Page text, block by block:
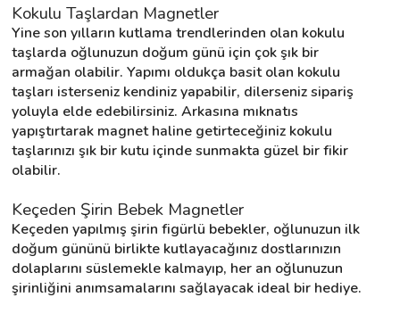
Kokulu Taşlardan Magnetler
Yine son yılların kutlama trendlerinden olan kokulu
taşlarda oğlunuzun doğum günü için çok şık bir
armağan olabilir. Yapımı oldukça basit olan kokulu
taşları isterseniz kendiniz yapabilir, dilerseniz sipariş
yoluyla elde edebilirsiniz. Arkasına mıknatıs
yapıştırtarak magnet haline getirteceğiniz kokulu
taşlarınızı şık bir kutu içinde sunmakta güzel bir fikir
olabilir.
Keçeden Şirin Bebek Magnetler
Keçeden yapılmış şirin figürlü bebekler, oğlunuzun ilk
doğum gününü birlikte kutlayacağınız dostlarınızın
dolaplarını süslemekle kalmayıp, her an oğlunuzun
şirinliğini anımsamalarını sağlayacak ideal bir hediye.